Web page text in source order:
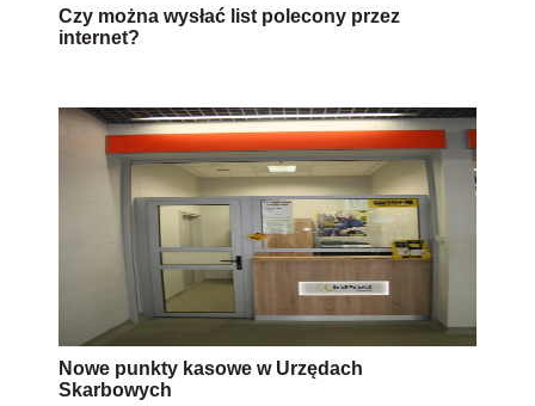
Czy można wysłać list polecony przez
internet?
Nowe punkty kasowe w Urzędach
Skarbowych